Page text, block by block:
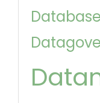
Database